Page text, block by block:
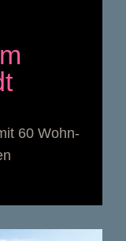
60 Wohn-